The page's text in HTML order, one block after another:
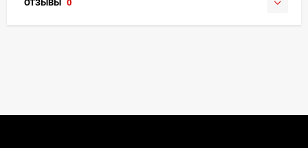
ОТЗЫВЫ 0